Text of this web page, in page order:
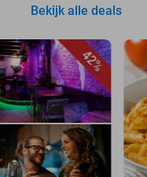
Bekijk alle deals
42%